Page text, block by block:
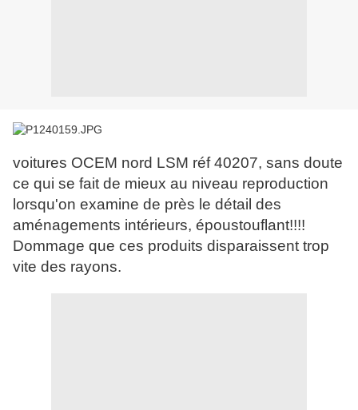
voitures OCEM nord LSM réf 40207, sans doute
ce qui se fait de mieux au niveau reproduction
lorsqu'on examine de près le détail des
aménagements intérieurs, époustouflant!!!!
Dommage que ces produits disparaissent trop
vite des rayons.